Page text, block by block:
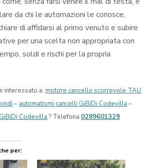
da chi le automazioni le conosce,
di affidarsi al primo venuto e subire
per una scelta non appropriata con
soldi e rischi per la propria
interessato a:motore cancello scorrevole TAU
– automatismi cancelli GiBiDi Codevilla –
Codevilla ? Telefona 0289601329
per: